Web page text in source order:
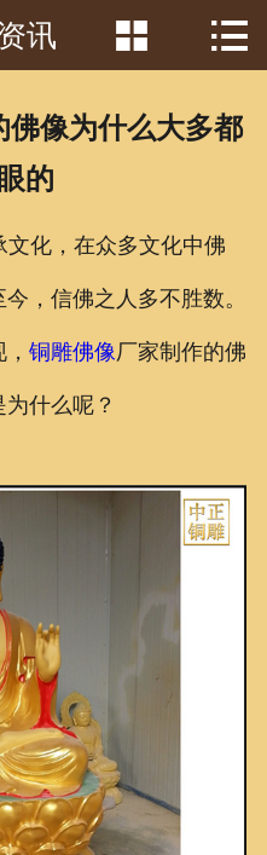
首页
常识问答
新闻资讯
泥塑鉴赏
讯  
像为什么大多都
的
化，在众多文化中佛
，信佛之人多不胜数。
铜雕佛像厂家制作的佛
什么呢？